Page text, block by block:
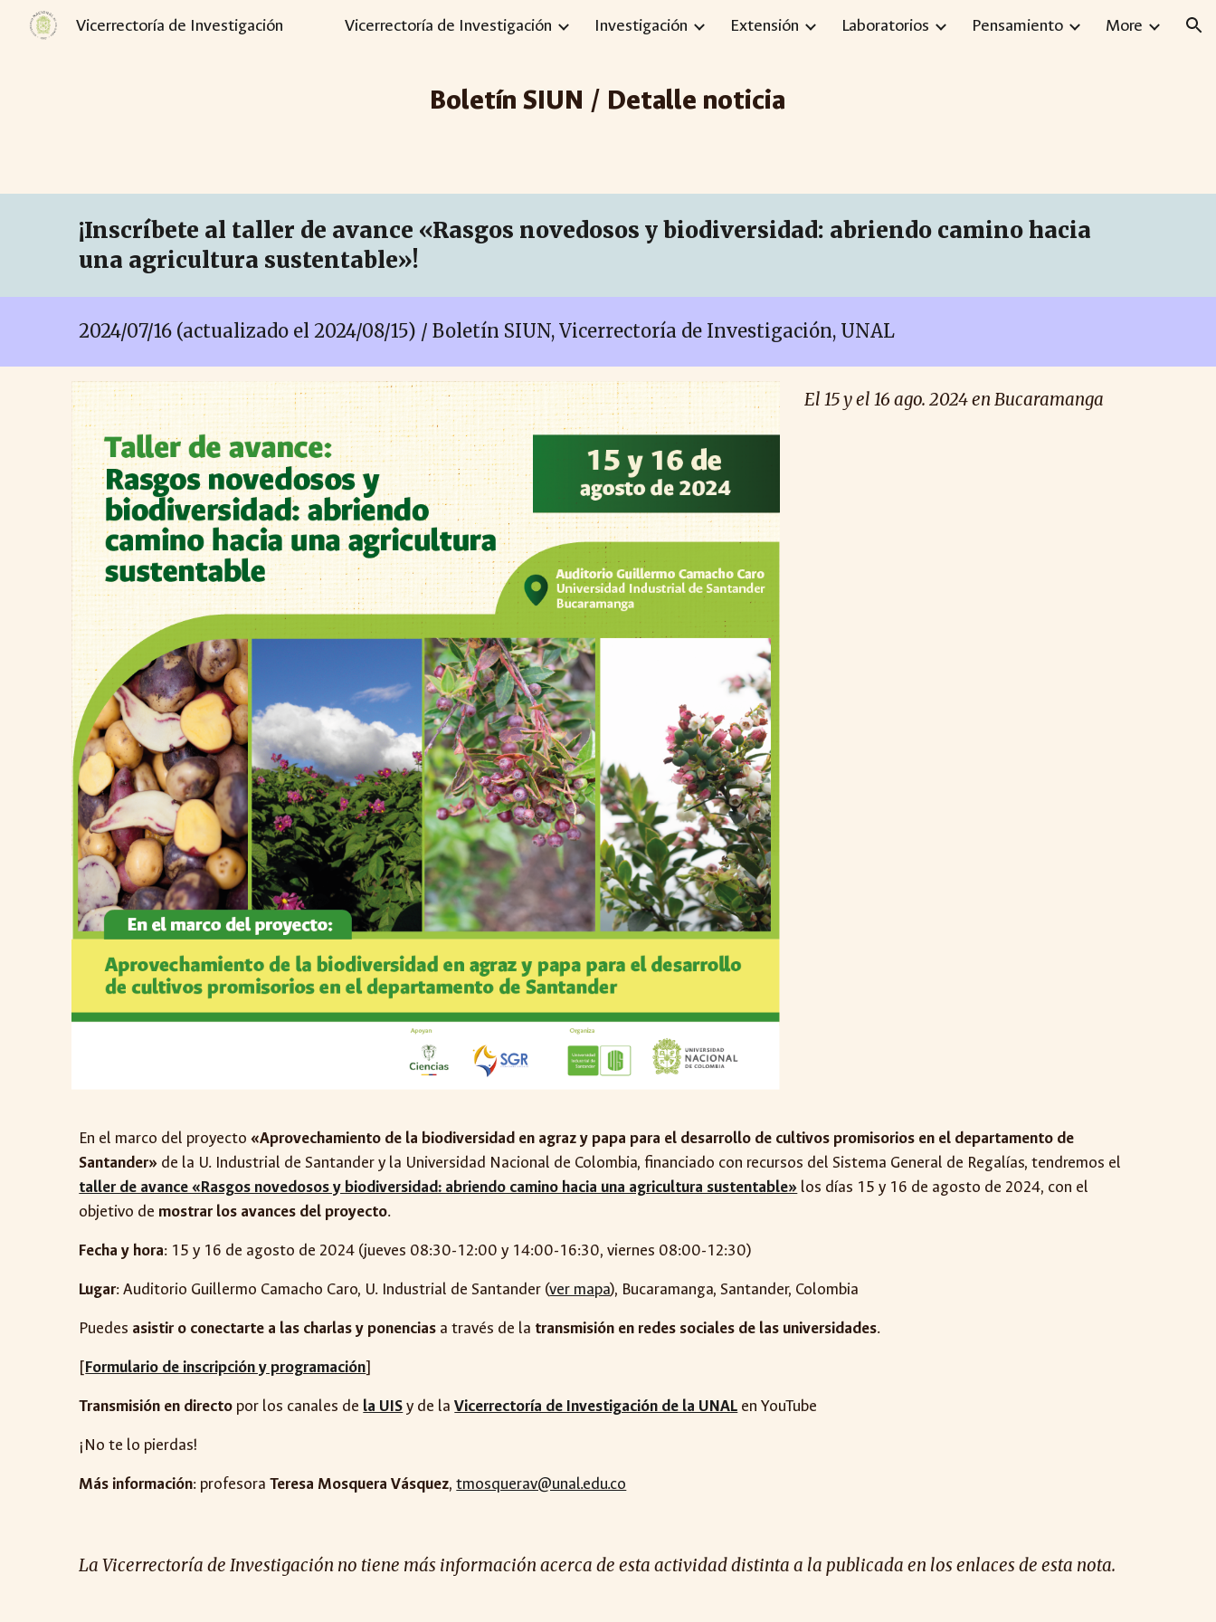
Skip to main content Skip to navigation
Vicerrectoría de Investigación Vicerrectoría de Investigación Investigación Extensión Laboratorios Pensamiento More
Boletín SIUN / Detalle noticia
¡Inscríbete al taller de avance «Rasgos novedosos y biodiversidad: abriendo camino hacia
una agricultura sustentable»!
2024/07/16 (actualizado el 2024/08/15) / Boletín SIUN, Vicerrectoría de Investigación, UNAL
El 15 y el 16 ago. 2024 en Bucaramanga
En el marco del proyecto«Aprovechamiento de la biodiversidad en agraz y papa para el desarrollo de cultivos promisorios en el departamento de
Santander» de la U. Industrial de Santander y la Universidad Nacional de Colombia, financiado con recursos del Sistema General de Regalías, tendremos el
taller de avance «Rasgos novedosos y biodiversidad: abriendo camino hacia una agricultura sustentable» los días 15 y 16 de agosto de 2024, con el
objetivo de mostrar los avances del proyecto.
Fecha y hora: 15 y 16 de agosto de 2024 (jueves 08:30-12:00 y 14:00-16:30, viernes 08:00-12:30)
Lugar: Auditorio Guillermo Camacho Caro, U. Industrial de Santander (ver mapa), Bucaramanga, Santander, Colombia
Puedes asistir o conectarte a las charlas y ponencias a través de la transmisión en redes sociales de las universidades.
[Formulario de inscripción y programación]
Transmisión en directo por los canales de la UISy de laVicerrectoría de Investigación de la UNAL en YouTube
¡No te lo pierdas!
Más información: profesoraTeresa Mosquera Vásquez,tmosquerav@unal.edu.co
La Vicerrectoría de Investigación no tiene más información acerca de esta actividad distinta a la publicada en los enlaces de esta nota.